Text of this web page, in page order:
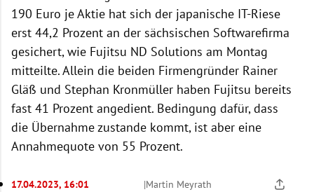
190 Euro je Aktie hat sich der japanische IT-Riese
erst 44,2 Prozent an der sächsischen Softwarefirma
gesichert, wie Fujitsu ND Solutions am Montag
mitteilte. Allein die beiden Firmengründer Rainer
Gläß und Stephan Kronmüller haben Fujitsu bereits
fast 41 Prozent angedient. Bedingung dafür, dass
die Übernahme zustande kommt, ist aber eine
Annahmequote von 55 Prozent.
17.04.2023, 16:01 |Martin Meyrath